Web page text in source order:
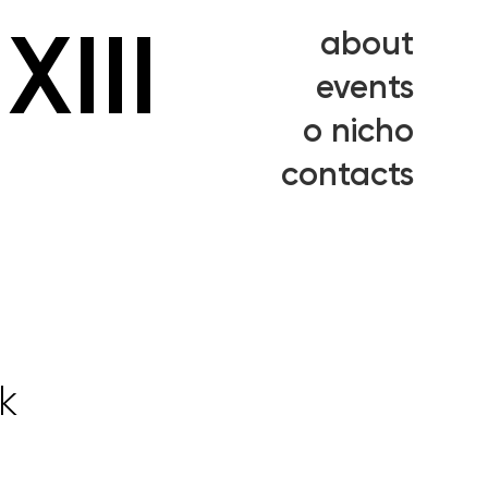
about
events
o nicho
contacts